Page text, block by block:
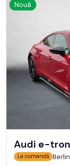
Nouă
Audi e-
La comandă